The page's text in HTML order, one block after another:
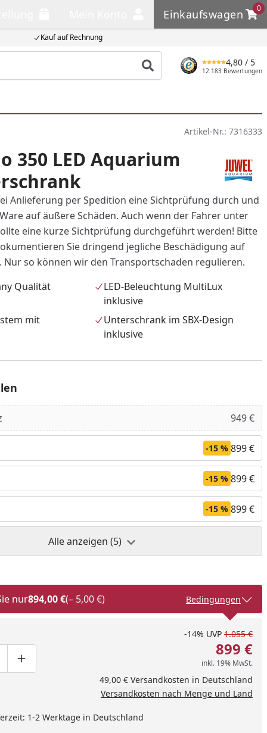
Kauf auf Rechnung
Einkaufswagen
0
Einkaufswagen
Produkt suchen
4,80 / 5
12.183 Bewertungen
Artikel-Nr.: 7316333
350 LED Aquarium
Anlieferung per Spedition eine Sichtprüfung durch und
auf äußere Schäden. Auch wenn der Fahrer unter
eine kurze Sichtprüfung durchgeführt werden! Bitte
Sie dringend jegliche Beschädigung auf
Nur so können wir den Transportschaden regulieren.
Qualität
LED-Beleuchtung MultiLux
inklusive
mit
Unterschrank im SBX-Design
inklusive
949 €
-15 % 899 €
-15 % 899 €
-15 % 899 €
Alle anzeigen (5)
nur894,00 €(– 5,00 €) Bedingungen
um eins verringern
manuell eingeben
Produktmenge um eins erhöhen
-14% UVP 1.055 €
899 €
inkl. 19% MwSt.
49,00 € Versandkosten in Deutschland
Versandkosten nach Menge und Land
1-2 Werktage in Deutschland